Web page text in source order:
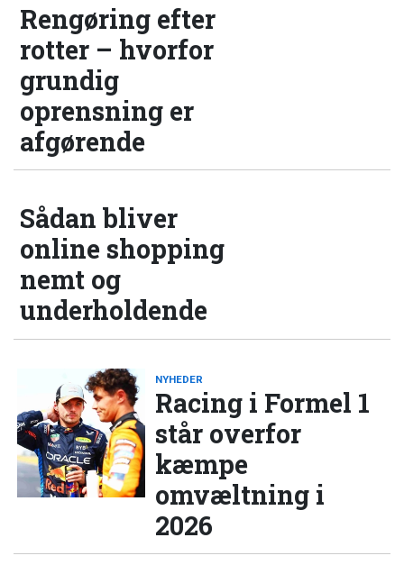
Rengøring efter
rotter – hvorfor
grundig
oprensning er
afgørende
Sådan bliver
online shopping
nemt og
underholdende
NYHEDER
Racing i Formel 1
står overfor
kæmpe
omvæltning i
2026